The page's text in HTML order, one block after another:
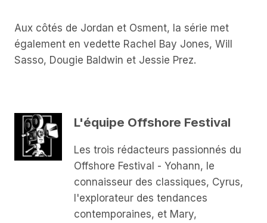
Aux côtés de Jordan et Osment, la série met
également en vedette Rachel Bay Jones, Will
Sasso, Dougie Baldwin et Jessie Prez.
L'équipe Offshore Festival
Les trois rédacteurs passionnés du
Offshore Festival - Yohann, le
connaisseur des classiques, Cyrus,
l'explorateur des tendances
contemporaines, et Mary,